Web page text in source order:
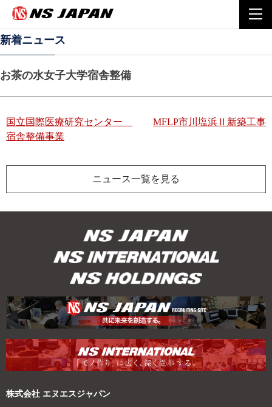
Home
新着ニュース
お茶の水女子大学宿舎整備
投
ナ
ビ
ゲ
ン
国立国際医療研究センター
宿舎整備事業
MFLP市川塩浜Ⅱ新築工事
ニュース一覧を見る
株式会社 エヌエスジャパン